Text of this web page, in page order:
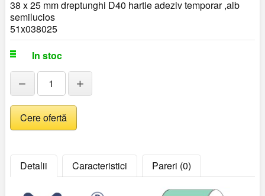
38 x 25 mm dreptunghi D40 hartie adeziv temporar ,alb
semilucios
51x038025
In stoc
− +
Detalii Caracteristici Pareri (0)